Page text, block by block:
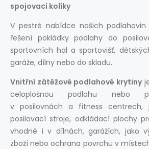
spojovací kolíky
V pestré nabídce našich
řešení pokládky podlahy do
sportovních hal a sportovišť,
garáže, dílny nebo do skladu.
Vnitřní zátěžové podlahové krytiny
celoplošnou podlahu nebo
v posilovnách a fitness centrech,
posilovací stroje, odkládací plochy
vhodné i v dílnách, garážích, jako
zboží nebo ochrana povrchu v